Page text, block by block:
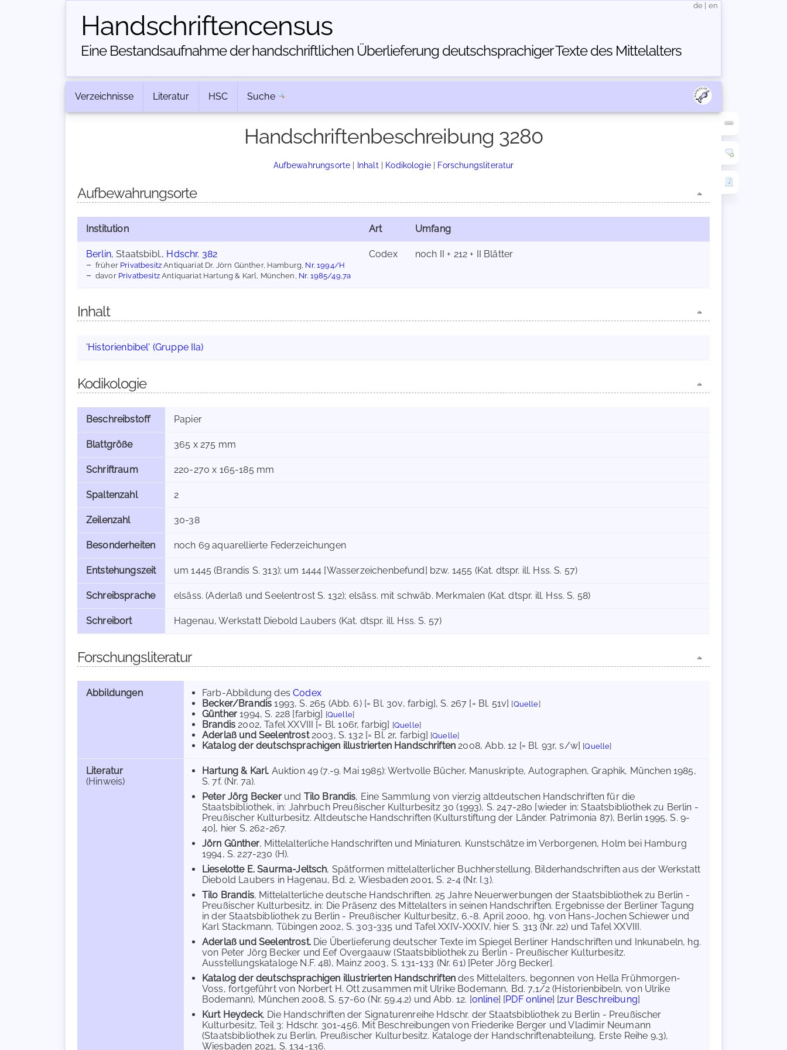
Handschriften­census
Eine Bestandsaufnahme der handschriftlichen Über­lieferung deutschsprachiger Texte des Mittelalters
de en
Verzeichnisse Literatur HSC Suche
Handschriftenbeschreibung 3280
Aufbewahrungsorte | Inhalt | Kodikologie| Forschungsliteratur
Aufbewahrungsorte
Institution Art Umfang
Berlin, Staatsbibl., Hdschr. 382
früher PrivatbesitzAntiquariat Dr. Jörn Günther, Hamburg, Nr. 1994/H
davor PrivatbesitzAntiquariat Hartung & Karl, München, Nr. 1985/49,7a
Codex noch II + 212 + II Blätter
Inhalt
'Historienbibel' (Gruppe IIa)
Kodikologie
Beschreibstoff Papier
Blattgröße 365 x 275 mm
Schriftraum 220-270 x 165-185 mm
Spaltenzahl 2
Zeilenzahl 30-38
Besonderheiten noch 69 aquarellierte Federzeichungen
Entstehungszeit um 1445 (Brandis S. 313); um 1444 [Wasserzeichenbefund] bzw. 1455 (Kat. dtspr. ill. Hss. S. 57)
Schreibsprache elsäss. (Aderlaß und Seelentrost S. 132); elsäss. mit schwäb. Merkmalen (Kat. dtspr. ill. Hss. S. 58)
Schreibort Hagenau, Werkstatt Diebold Laubers (Kat. dtspr. ill. Hss. S. 57)
Forschungsliteratur
Abbildungen Farb-Abbildung desCodex
Becker/Brandis 1993, S. 265 (Abb. 6) [= Bl. 30v, farbig], S. 267 [= Bl. 51v] [Quelle]
Günther 1994, S. 228 [farbig] [Quelle]
Brandis 2002, Tafel XXVIII [= Bl. 106r, farbig] [Quelle]
Aderlaß und Seelentrost2003, S. 132 [= Bl. 2r, farbig] [Quelle]
Katalog der deutschsprachigen illustrierten Handschriften 2008, Abb. 12 [= Bl. 93r, s/w] [Quelle]
Literatur
(Hinweis)
Hartung & Karl. Auktion 49 (7.-9. Mai 1985): Wertvolle Bücher, Manuskripte, Autographen, Graphik, München 1985,
S. 7f. (Nr. 7a).
Peter Jörg Beckerund Tilo Brandis, Eine Sammlung von vierzig altdeutschen Handschriften für die
Staatsbibliothek, in: Jahrbuch Preußischer Kulturbesitz 30 (1993), S. 247-280 [wieder in: Staatsbibliothek zu Berlin -
Preußischer Kulturbesitz. Altdeutsche Handschriften (Kulturstiftung der Länder. Patrimonia 87), Berlin 1995, S. 9-
40], hier S. 262-267.
Jörn Günther, Mittelalterliche Handschriften und Miniaturen. Kunstschätze im Verborgenen, Holm bei Hamburg
1994, S. 227-230 (H).
Lieselotte E. Saurma-Jeltsch, Spätformen mittelalterlicher Buchherstellung. Bilderhandschriften aus der Werkstatt
Diebold Laubers in Hagenau, Bd. 2, Wiesbaden 2001, S. 2-4 (Nr. I.3).
Tilo Brandis, Mittelalterliche deutsche Handschriften. 25 Jahre Neuerwerbungen der Staatsbibliothek zu Berlin -
Preußischer Kulturbesitz, in: Die Präsenz des Mittelalters in seinen Handschriften. Ergebnisse der Berliner Tagung
in der Staatsbibliothek zu Berlin - Preußischer Kulturbesitz, 6.-8. April 2000, hg. von Hans-Jochen Schiewer und
Karl Stackmann, Tübingen 2002, S. 303-335 und Tafel XXIV-XXXIV, hier S. 313 (Nr. 22) und Tafel XXVIII.
Aderlaß und Seelentrost.Die Überlieferung deutscher Texte im Spiegel Berliner Handschriften und Inkunabeln, hg.
von Peter Jörg Becker und Eef Overgaauw (Staatsbibliothek zu Berlin - Preußischer Kulturbesitz.
Ausstellungskataloge N.F. 48), Mainz 2003, S. 131-133 (Nr. 61) [Peter Jörg Becker].
Katalog der deutschsprachigen illustrierten Handschriften des Mittelalters, begonnen von Hella Frühmorgen-
Voss, fortgeführt von Norbert H. Ott zusammen mit Ulrike Bodemann, Bd. 7,1/2 (Historienbibeln, von Ulrike
Bodemann), München 2008, S. 57-60 (Nr. 59.4.2) und Abb. 12. [online] [PDF online] [zur Beschreibung]
Kurt Heydeck, Die Handschriften der Signaturenreihe Hdschr. der Staatsbibliothek zu Berlin - Preußischer
Kulturbesitz, Teil 3: Hdschr. 301-456. Mit Beschreibungen von Friederike Berger und Vladimir Neumann
(Staatsbibliothek zu Berlin, Preußischer Kulturbesitz. Kataloge der Handschriftenabteilung, Erste Reihe 9,3),
Wiesbaden 2021, S. 134-136.